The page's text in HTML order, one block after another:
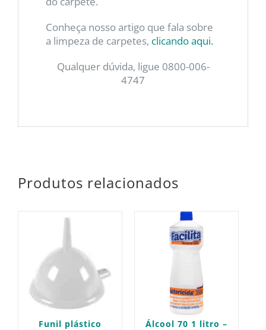
Conheça nosso artigo que fala sobre
a limpeza de carpetes, clicando aqui.
Qualquer dúvida, ligue 0800-006-
4747
Produtos relacionados
Funil plástico
Álcool 70 1 litro –